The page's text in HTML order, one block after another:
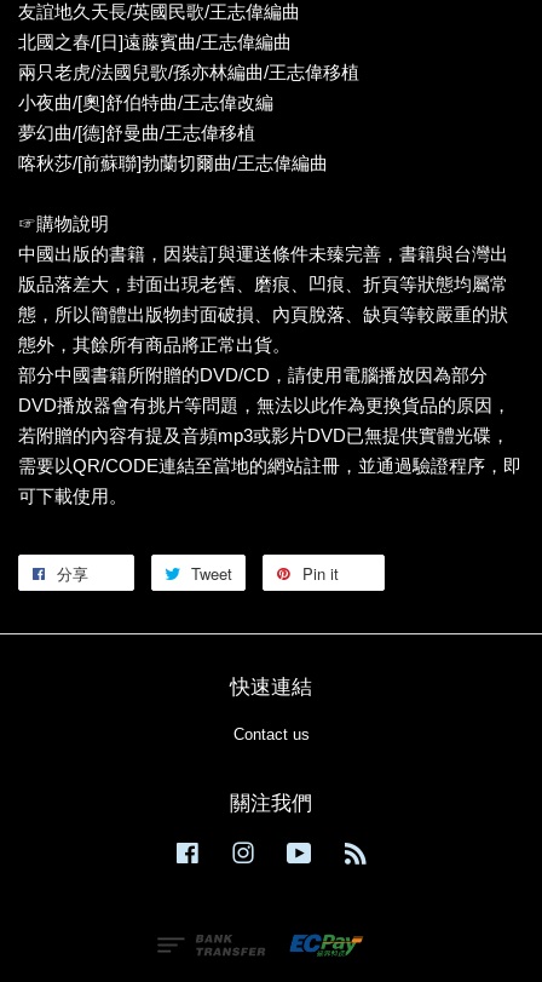
友誼地久天長/英國民歌/王志偉編曲
北國之春/[日]遠藤賓曲/王志偉編曲
兩只老虎/法國兒歌/孫亦林編曲/王志偉移植
小夜曲/[奧]舒伯特曲/王志偉改編
夢幻曲/[德]舒曼曲/王志偉移植
喀秋莎/[前蘇聯]勃蘭切爾曲/王志偉編曲
☞購物說明
中國出版的書籍，因裝訂與運送條件未臻完善，書籍與台灣出
版品落差大，封面出現老舊、磨痕、凹痕、折頁等狀態均屬常
態，所以簡體出版物封面破損、內頁脫落、缺頁等較嚴重的狀
態外，其餘所有商品將正常出貨。
部分中國書籍所附贈的DVD/CD，請使用電腦播放因為部分
DVD播放器會有挑片等問題，無法以此作為更換貨品的原因，
若附贈的內容有提及音頻mp3或影片DVD已無提供實體光碟，
需要以QR/CODE連結至當地的網站註冊，並通過驗證程序，即
可下載使用。
分享 Tweet Pin it
快速連結
Contact us
關注我們
Facebook Instagram YouTube